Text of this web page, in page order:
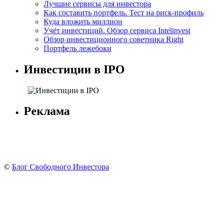
Лучшие сервисы для инвестора
Как составить портфель. Тест на риск-профиль
Куда вложить миллион
Учёт инвестиций. Обзор сервиса Intelinvest
Обзор инвестиционного советника Right
Портфель лежебоки
Инвестиции в IPO
Реклама
© Блог Свободного Инвестора